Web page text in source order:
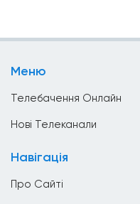
Меню
Телебачення Онлайн
Нові Телеканали
Навігація
Про Сайті